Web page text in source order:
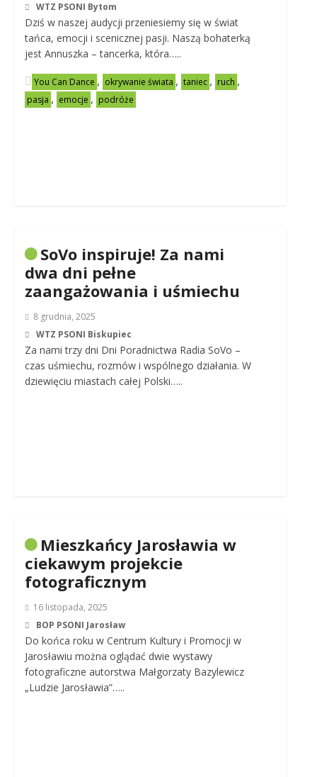
WTZ PSONI Bytom
Dziś w naszej audycji przeniesiemy się w świat
tańca, emocji i scenicznej pasji. Naszą bohaterką
jest Annuszka – tancerka, która…..
You Can Dance , okrywanie świata , taniec , ruch ,
pasja , emocje , podróże
SoVo inspiruje! Za nami
dwa dni pełne
zaangażowania i uśmiechu
8 grudnia, 2025
WTZ PSONI Biskupiec
Za nami trzy dni Dni Poradnictwa Radia SoVo –
czas uśmiechu, rozmów i wspólnego działania. W
dziewięciu miastach całej Polski…..
Mieszkańcy Jarosławia w
ciekawym projekcie
fotograficznym
16 listopada, 2025
BOP PSONI Jarosław
Do końca roku w Centrum Kultury i Promocji w
Jarosławiu można oglądać dwie wystawy
fotograficzne autorstwa Małgorzaty Bazylewicz
„Ludzie Jarosławia”…..